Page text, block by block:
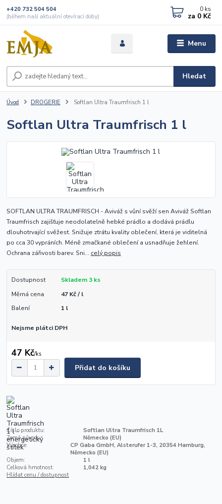
Menu
Hledat
+420 732 504 504
(během naší aktuální otevírací doby)
0 ks
za 0 Kč
Úvod DROGERIE Softlan Ultra Traumfrisch 1 l
Softlan Ultra Traumfrisch 1 l
SOFTLAN ULTRA TRAUMFRISCH - Aviváž s vůní svěží sen Aviváž Softlan
Traumfrisch zajišťuje neodolatelně hebké prádlo a dodává prádlu
dlouhotrvající svěžest. Snižuje ztrátu kvality oblečení, která je viditelná
po cca 30 vypráních. Méně zmačkané oblečení a usnadňuje žehlení.
Ochrana zářivosti barev. Sni... celý popis
Dostupnost
Skladem 3 ks
Měrná cena
47 Kč / l
Balení
1 l
Nejsme plátci DPH
47 Kč/ks
Přidat do košíku
Číslo produktu:
Softlan Ultra Traumfrisch 1L
Země původu:
Německo (EU)
Výrobce:
CP Gaba GmbH, Alsterufer 1-3, 20354 Hamburg,
Německo (EU)
Objem:
1 l
Celková hmotnost:
1,042 kg
Hlídat cenu / dostupnost